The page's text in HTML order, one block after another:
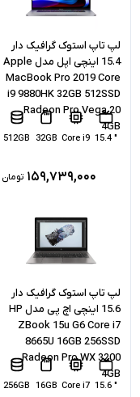
لپ تاپ استوک گرافیک دار
15.4 اینچی اپل مدل Apple
MacBook Pro 2019 Core
i9 9880HK 32GB 512SSD
Radeon Pro Vega 20
4GB
" 15.4
Core i9
32GB
512GB
۱۵۹,۷۳۹,۰۰۰ تومان
لپ تاپ استوک گرافیک دار
15.6 اینچی اچ پی مدل HP
ZBook 15u G6 Core i7
8665U 16GB 256SSD
Radeon Pro WX 3200
4GB
" 15.6
Core i7
16GB
256GB